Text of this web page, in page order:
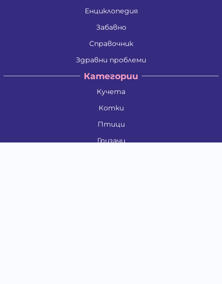
Енциклопедия
Забавно
Справочник
Здравни проблеми
Категории
Кучета
Котки
Птици
Гризачи